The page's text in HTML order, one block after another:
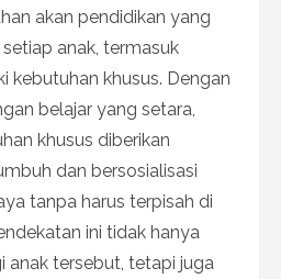
akan pendidikan yang
anak, termasuk
kebutuhan khusus. Dengan
belajar yang setara,
khusus diberikan
dan bersosialisasi
tanpa harus terpisah di
ini tidak hanya
anak tersebut, tetapi juga